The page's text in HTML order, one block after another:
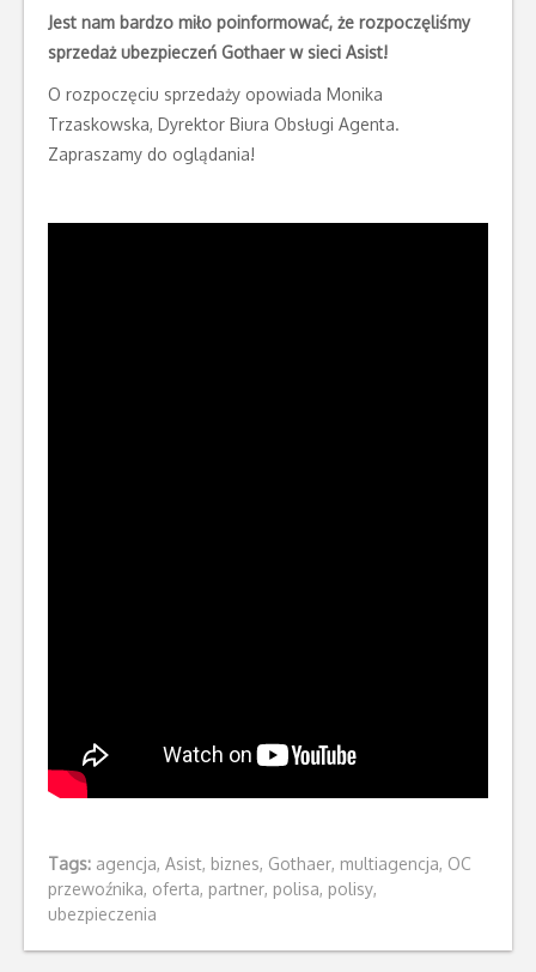
Jest nam bardzo miło poinformować, że rozpoczęliśmy
sprzedaż ubezpieczeń Gothaer w sieci Asist!
O rozpoczęciu sprzedaży opowiada Monika
Trzaskowska, Dyrektor Biura Obsługi Agenta.
Zapraszamy do oglądania!
Tags: agencja, Asist, biznes, Gothaer, multiagencja, OC
przewoźnika, oferta, partner, polisa, polisy,
ubezpieczenia